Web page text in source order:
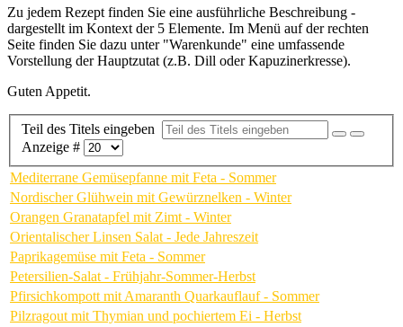
Zu jedem Rezept finden Sie eine ausführliche Beschreibung -
dargestellt im Kontext der 5 Elemente. Im Menü auf der rechten
Seite finden Sie dazu unter "Warenkunde" eine umfassende
Vorstellung der Hauptzutat (z.B. Dill oder Kapuzinerkresse).
Guten Appetit.
Teil des Titels eingeben
Anzeige #
Mediterrane Gemüsepfanne mit Feta - Sommer
Nordischer Glühwein mit Gewürznelken - Winter
Orangen Granatapfel mit Zimt - Winter
Orientalischer Linsen Salat - Jede Jahreszeit
Paprikagemüse mit Feta - Sommer
Petersilien-Salat - Frühjahr-Sommer-Herbst
Pfirsichkompott mit Amaranth Quarkauflauf - Sommer
Pilzragout mit Thymian und pochiertem Ei - Herbst